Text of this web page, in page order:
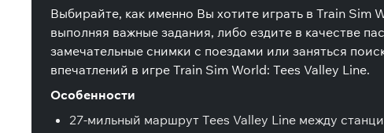
Выбирайте, как именно Вы хотите играть в Train
выполняя важные задания, либо ездите в качестве
замечательные снимки с поездами или заняться
впечатлений в игре Train Sim World: Tees Valley Line.
Особенности
27-мильный маршрут Tees Valley Line между